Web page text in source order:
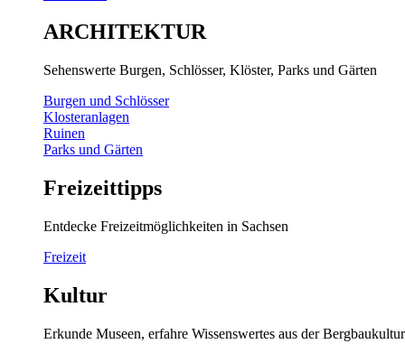
ARCHITEKTUR
Sehenswerte Burgen, Schlösser, Klöster, Parks und Gärten
Burgen und Schlösser
Klosteranlagen
Ruinen
Parks und Gärten
Freizeittipps
Entdecke Freizeitmöglichkeiten in Sachsen
Freizeit
Kultur
Erkunde Museen, erfahre Wissenswertes aus der